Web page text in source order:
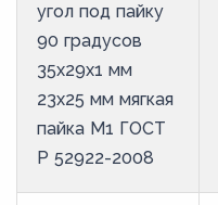
угол под пайку
90 градусов
35х29х1 мм
23х25 мм мягкая
пайка М1 ГОСТ
Р 52922-2008